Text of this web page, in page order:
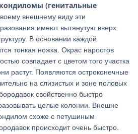
(генитальные
внешнему виду эти
имеют вытянутую вверх
В основании каждой
тонкая ножка. Окрас наростов
совпадает с цветом того участка
растут. Появляются остроконечные
на слизистых и зоне половых
свойственно быстро
целые колонии. Внешне
схоже с петушиным
происходит очень быстро.